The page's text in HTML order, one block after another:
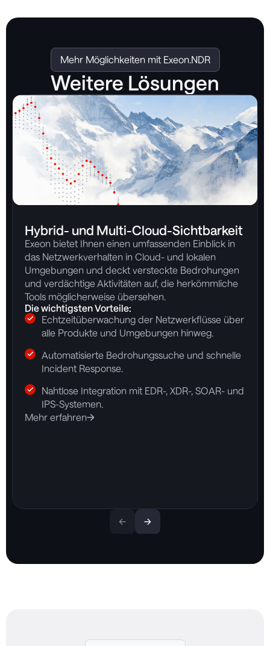
Mehr Möglichkeiten mit Exeon.NDR
Weitere Lösungen
Hybrid- und Multi-Cloud-Sichtbarkeit
Exeon bietet Ihnen einen umfassenden Einblick in
das Netzwerkverhalten in Cloud- und lokalen
Umgebungen und deckt versteckte Bedrohungen
und verdächtige Aktivitäten auf, die herkömmliche
Tools möglicherweise übersehen.
Die wichtigsten Vorteile:
Echtzeitüberwachung der Netzwerkflüsse über
alle Produkte und Umgebungen hinweg.
Automatisierte Bedrohungssuche und schnelle
Incident Response.
Nahtlose Integration mit EDR-, XDR-, SOAR- und
IPS-Systemen.
Mehr erfahren